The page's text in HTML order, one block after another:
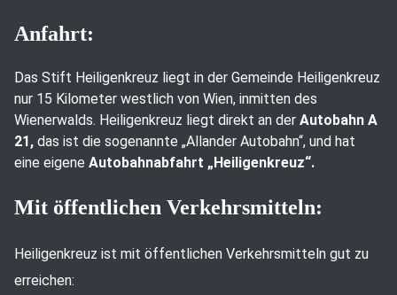
Anfahrt:
Das Stift Heiligenkreuz liegt in der Gemeinde Heiligenkreuz
nur 15 Kilometer westlich von Wien, inmitten des
Wienerwalds. Heiligenkreuz liegt direkt an der Autobahn A
21, das ist die sogenannte „Allander Autobahn“, und hat
eine eigene Autobahnabfahrt „Heiligenkreuz“.
Mit öffentlichen Verkehrsmitteln:
Heiligenkreuz ist mit öffentlichen Verkehrsmitteln gut zu
erreichen: